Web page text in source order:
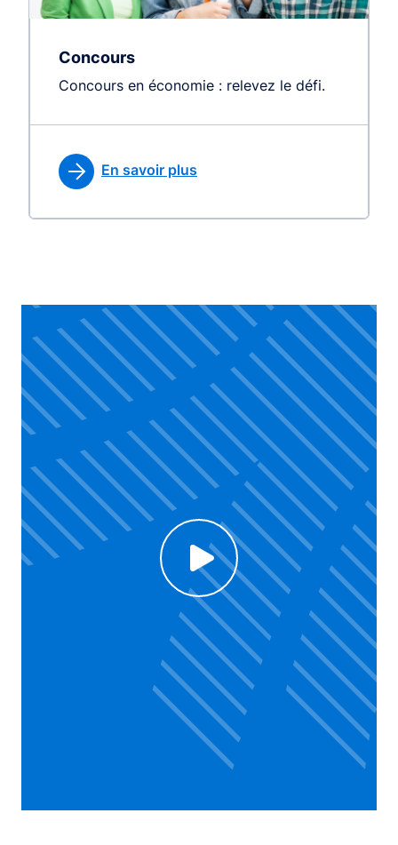
Concours
Concours en économie : relevez le défi.
En savoir plus
Voir la vidéo
Click to enable Youtube cookies and see content